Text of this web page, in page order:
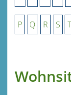
P Q R S